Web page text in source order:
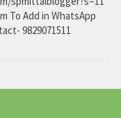
To Add in WhatsApp
9829071511